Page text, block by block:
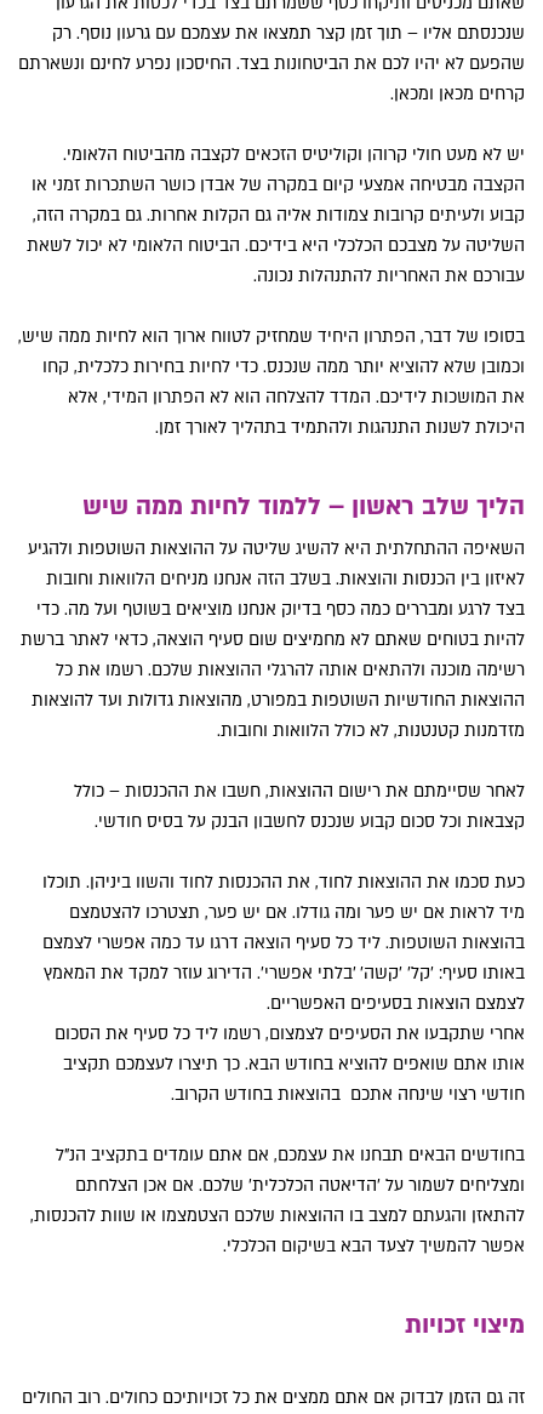
שנכנסתם אליו – תוך זמן קצר תמצאו את עצמכם עם גרעון נוסף. רק
שהפעם לא יהיו לכם את הביטחונות בצד. החיסכון נפרע לחינם ונשארתם
קרחים מכאן ומכאן.
יש לא מעט חולי קרוהן וקוליטיס הזכאים לקצבה מהביטוח הלאומי.
הקצבה מבטיחה אמצעי קיום במקרה של אבדן כושר השתכרות זמני או
קבוע ולעיתים קרובות צמודות אליה גם הקלות אחרות. גם במקרה הזה,
השליטה על מצבכם הכלכלי היא בידיכם. הביטוח הלאומי לא יכול לשאת
עבורכם את האחריות להתנהלות נכונה.
בסופו של דבר, הפתרון היחיד שמחזיק לטווח ארוך הוא לחיות ממה שיש,
וכמובן שלא להוציא יותר ממה שנכנס. כדי לחיות בחירות כלכלית, קחו
את המושכות לידיכם. המדד להצלחה הוא לא הפתרון המידי, אלא
היכולת לשנות התנהגות ולהתמיד בתהליך לאורך זמן.
הליך שלב ראשון – ללמוד לחיות ממה שיש
השאיפה ההתחלתית היא להשיג שליטה על ההוצאות השוטפות ולהגיע
לאיזון בין הכנסות והוצאות. בשלב הזה אנחנו מניחים הלוואות וחובות
בצד לרגע ומבררים כמה כסף בדיוק אנחנו מוציאים בשוטף ועל מה. כדי
להיות בטוחים שאתם לא מחמיצים שום סעיף הוצאה, כדאי לאתר ברשת
רשימה מוכנה ולהתאים אותה להרגלי ההוצאות שלכם. רשמו את כל
ההוצאות החודשיות השוטפות במפורט, מהוצאות גדולות ועד להוצאות
מזדמנות קטנטנות, לא כולל הלוואות וחובות.
לאחר שסיימתם את רישום ההוצאות, חשבו את ההכנסות – כולל
קצבאות וכל סכום קבוע שנכנס לחשבון הבנק על בסיס חודשי.
כעת סכמו את ההוצאות לחוד, את ההכנסות לחוד והשוו ביניהן. תוכלו
מיד לראות אם יש פער ומה גודלו. אם יש פער, תצטרכו להצטמצם
בהוצאות השוטפות. ליד כל סעיף הוצאה דרגו עד כמה אפשרי לצמצם
באותו סעיף: 'קל' 'קשה' 'בלתי אפשרי'. הדירוג עוזר למקד את המאמץ
לצמצם הוצאות בסעיפים האפשריים.
אחרי שתקבעו את הסעיפים לצמצום, רשמו ליד כל סעיף את הסכום
אותו אתם שואפים להוציא בחודש הבא. כך תיצרו לעצמכם תקציב
חודשי רצוי שינחה אתכם בהוצאות בחודש הקרוב.
בחודשים הבאים תבחנו את עצמכם, אם אתם עומדים בתקציב הנ"ל
ומצליחים לשמור על 'הדיאטה הכלכלית' שלכם. אם אכן הצלחתם
להתאזן והגעתם למצב בו ההוצאות שלכם הצטמצמו או שוות להכנסות,
אפשר להמשיך לצעד הבא בשיקום הכלכלי.
מיצוי זכויות
זה גם הזמן לבדוק אם אתם ממצים את כל זכויותיכם כחולים. רוב החולים